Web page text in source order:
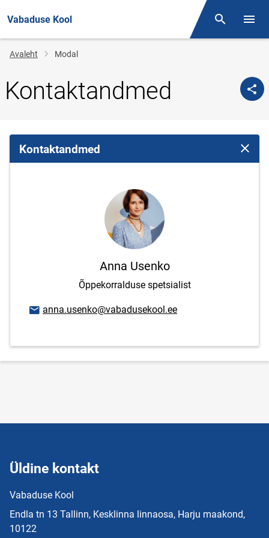
Vabaduse Kool Otsing
Jälglink
Avaleht Modal
Kontaktandmed
Kontaktandmed Sulge
Anna Usenko
Õppekorralduse spetsialist
E-posti aadress
anna.usenko@vabadusekool.ee
Üldine kontakt
Vabaduse Kool
Endla tn 13 Tallinn, Kesklinna linnaosa, Harju maakond,
10122